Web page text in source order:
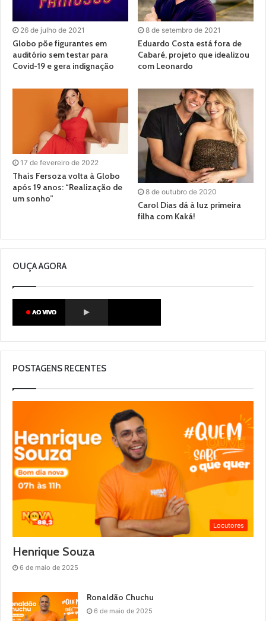
26 de julho de 2021
Globo põe figurantes em
auditório sem testar para
Covid-19 e gera indignação
8 de setembro de 2021
Eduardo Costa está fora de
Cabaré, projeto que idealizou
com Leonardo
17 de fevereiro de 2022
Thaís Fersoza volta à Globo
após 19 anos: “Realização de
um sonho”
8 de outubro de 2020
Carol Dias dá à luz primeira
filha com Kaká!
OUÇA AGORA
POSTAGENS RECENTES
Locutores
Henrique Souza
6 de maio de 2025
Ronaldão Chuchu
6 de maio de 2025